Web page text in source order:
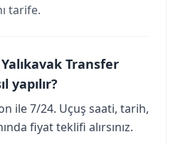
tarife.
Transfer
yapılır?
ile 7/24. Uçuş saati, tarih,
fiyat teklifi alırsınız.